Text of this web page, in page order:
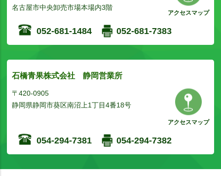
名古屋市中央卸売市場本場内3階
アクセスマップ
052-681-1484 052-681-7383
石橋青果株式会社 静岡営業所
〒420-0905
静岡県静岡市葵区南沼上1丁目4番18号
アクセスマップ
054-294-7381 054-294-7382